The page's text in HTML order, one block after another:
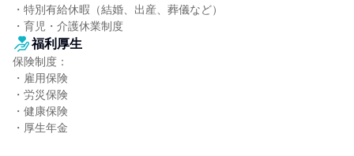
・特別有給休暇（結婚、出産、葬儀など）
・育児・介護休業制度
福利厚生
保険制度：
・雇用保険
・労災保険
・健康保険
・厚生年金